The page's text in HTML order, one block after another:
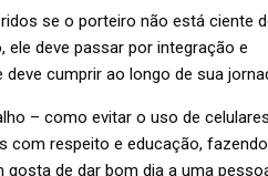
se o porteiro não está ciente
deve passar por integração e
cumprir ao longo de sua
– como evitar o uso de
respeito e educação,
de dar bom dia a uma